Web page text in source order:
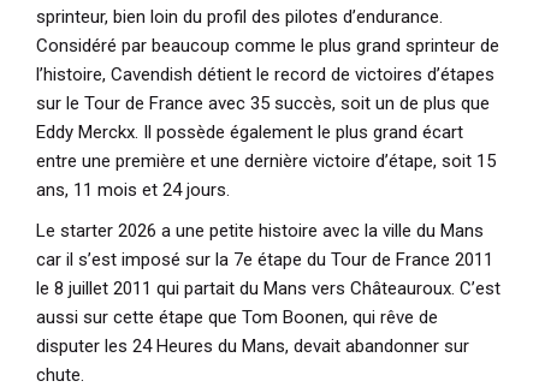
sprinteur, bien loin du profil des pilotes d’endurance.
Considéré par beaucoup comme le plus grand sprinteur de
l’histoire, Cavendish détient le record de victoires d’étapes
sur le Tour de France avec 35 succès, soit un de plus que
Eddy Merckx. Il possède également le plus grand écart
entre une première et une dernière victoire d’étape, soit 15
ans, 11 mois et 24 jours.
Le starter 2026 a une petite histoire avec la ville du Mans
car il s’est imposé sur la 7e étape du Tour de France 2011
le 8 juillet 2011 qui partait du Mans vers Châteauroux. C’est
aussi sur cette étape que Tom Boonen, qui rêve de
disputer les 24 Heures du Mans, devait abandonner sur
chute.